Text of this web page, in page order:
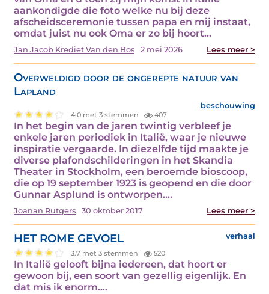
aankondigde die foto welke nu bij deze
afscheidsceremonie tussen papa en mij instaat,
omdat juist nu ook Oma er zo bij hoort…
Jan Jacob Krediet Van den Bos 2 mei 2026 Lees meer >
Overweldigd door de ongerepte natuur van
Lapland
beschouwing
4.0 met 3 stemmen 407
In het begin van de jaren twintig verbleef je
enkele jaren periodiek in Italië, waar je nieuwe
inspiratie vergaarde. In diezelfde tijd maakte je
diverse plafondschilderingen in het Skandia
Theater in Stockholm, een beroemde bioscoop,
die op 19 september 1923 is geopend en die door
Gunnar Asplund is ontworpen.…
Joanan Rutgers 30 oktober 2017 Lees meer >
HET ROME GEVOEL verhaal
3.7 met 3 stemmen 520
In Italië gelooft bijna iedereen, dat hoort er
gewoon bij, een soort van gezellig eigenlijk. En
dat mis ik enorm.…